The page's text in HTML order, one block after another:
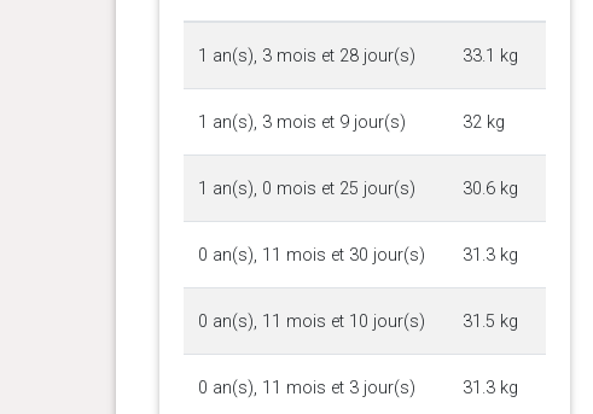
1 an(s), 3 mois et 28 jour(s) 33.1 kg
1 an(s), 3 mois et 9 jour(s) 32 kg
1 an(s), 0 mois et 25 jour(s) 30.6 kg
0 an(s), 11 mois et 30 jour(s) 31.3 kg
0 an(s), 11 mois et 10 jour(s) 31.5 kg
0 an(s), 11 mois et 3 jour(s) 31.3 kg